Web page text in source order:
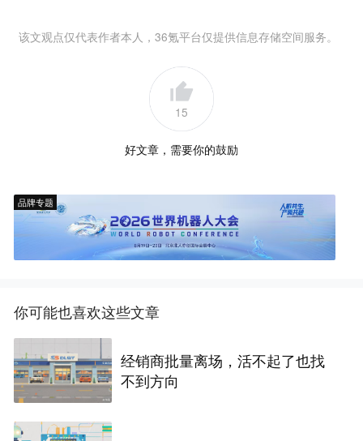
该文观点仅代表作者本人，36氪平台仅提供信息存储空间服务。
15
好文章，需要你的鼓励
品牌专题
你可能也喜欢这些文章
经销商批量离场，活不起了也找
不到方向